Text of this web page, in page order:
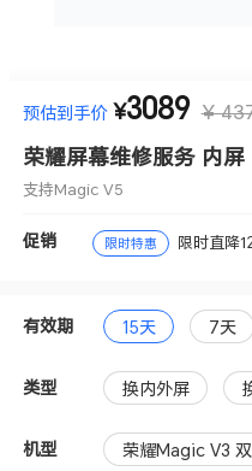
支持Magic V5
预估到手价 ¥3089 ¥
荣耀屏幕维修服务 内屏
支持Magic V5
促销 限时特惠 限时直降
有效期 15天 7天
类型 换内外屏
机型 荣耀Magic V3